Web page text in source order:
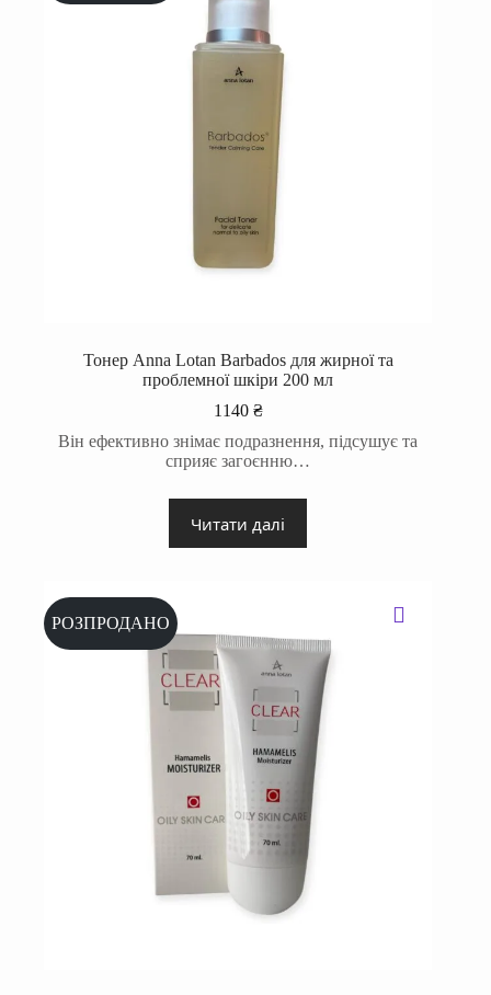
Тонер Anna Lotan Barbados для жирної та
проблемної шкіри 200 мл
1140 ₴
Він ефективно знімає подразнення, підсушує та
сприяє загоєнню…
Читати далі
РОЗПРОДАНО